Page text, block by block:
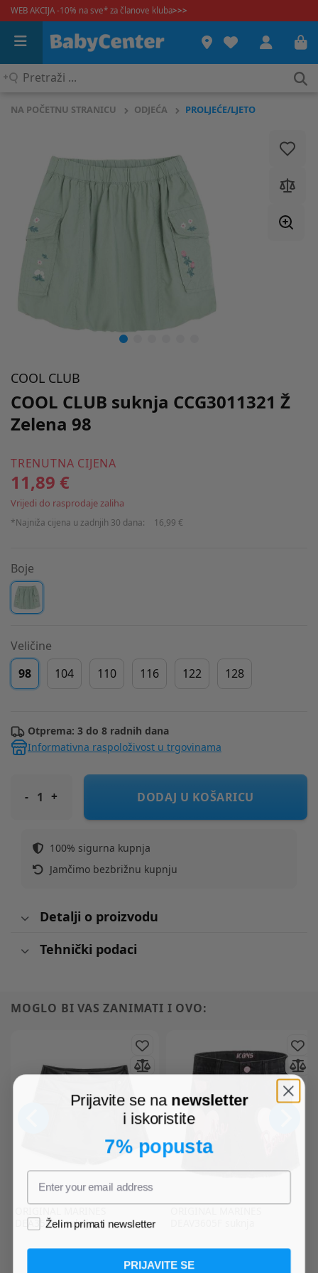
WEB AKCIJA -10% na sve* za članove kluba>>>
Pretraži
NA POČETNU STRANICU ODJEĆA PROLJEĆE/LJETO
COOL CLUB
COOL CLUB suknja CCG3011321 Ž
Zelena 98
TRENUTNA CIJENA
11,89 €
Vrijedi do rasprodaje zaliha
*Najniža cijena u zadnjih 30 dana: 16,99 €
Boje
Veličine
98
104 110 116 122 128
Otprema: 3 do 8 radnih dana
Informativna raspoloživost u trgovinama
COOL CLUB suknja CCG3011321 Ž Zelena 98
DODAJ U KOŠARICU
100% sigurna kupnja
Jamčimo bezbrižnu kupnju
Detalji o proizvodu
Tehnički podaci
MOGLO BI VAS ZANIMATI I OVO:
DEA3589F suknja
Prijavite se na newsletter
i iskoristite
7% popusta
Želim primati newsletter
PRIJAVITE SE